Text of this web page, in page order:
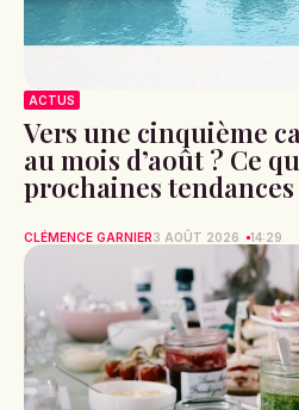
ACTUS
Vers une cinquième
au mois d’août ? Ce
prochaines
CLÉMENCE GARNIER3 AOÛT 2026 14:29